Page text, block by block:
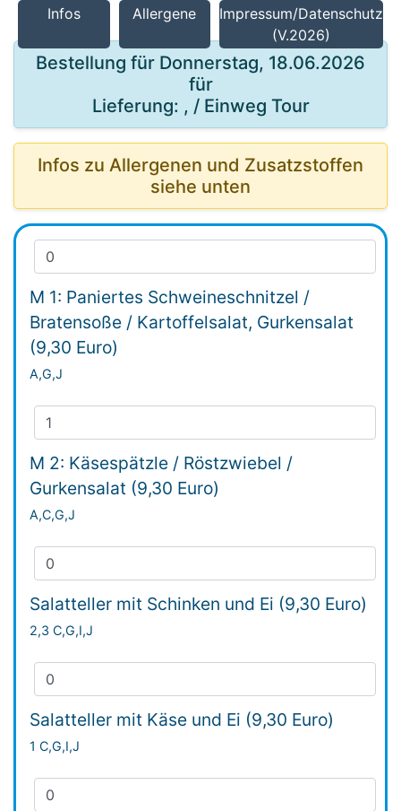
Infos Allergene
Impressum/Datenschutz
(V.2026)
Bestellung für Donnerstag, 18.06.2026
für
Lieferung: , / Einweg Tour
Infos zu Allergenen und Zusatzstoffen
siehe unten
M 1: Paniertes Schweineschnitzel /
Bratensoße / Kartoffelsalat, Gurkensalat
(9,30 Euro)
A,G,J
M 2: Käsespätzle / Röstzwiebel /
Gurkensalat (9,30 Euro)
A,C,G,J
Salatteller mit Schinken und Ei (9,30 Euro)
2,3 C,G,I,J
Salatteller mit Käse und Ei (9,30 Euro)
1 C,G,I,J